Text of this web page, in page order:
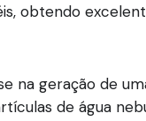
obtendo
na geração de
de água